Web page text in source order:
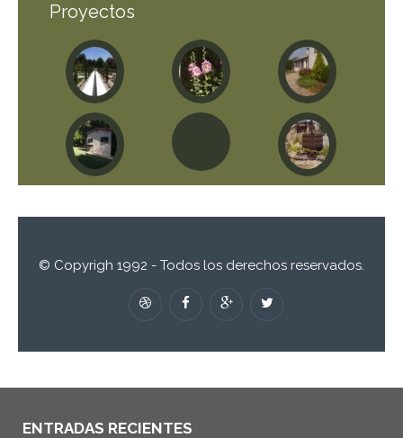
Proyectos
© Copyrigh 1992 - Todos los derechos reservados.
ENTRADAS RECIENTES